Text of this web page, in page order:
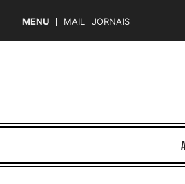
MENU MAIL JORNAIS